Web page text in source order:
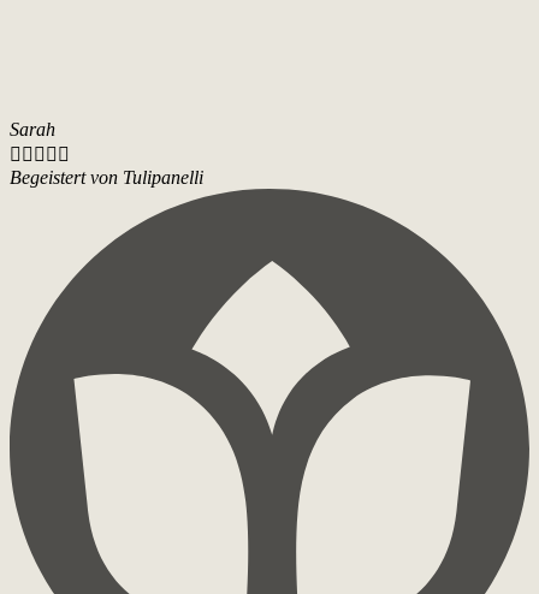
Sarah
    
Begeistert von Tulipanelli